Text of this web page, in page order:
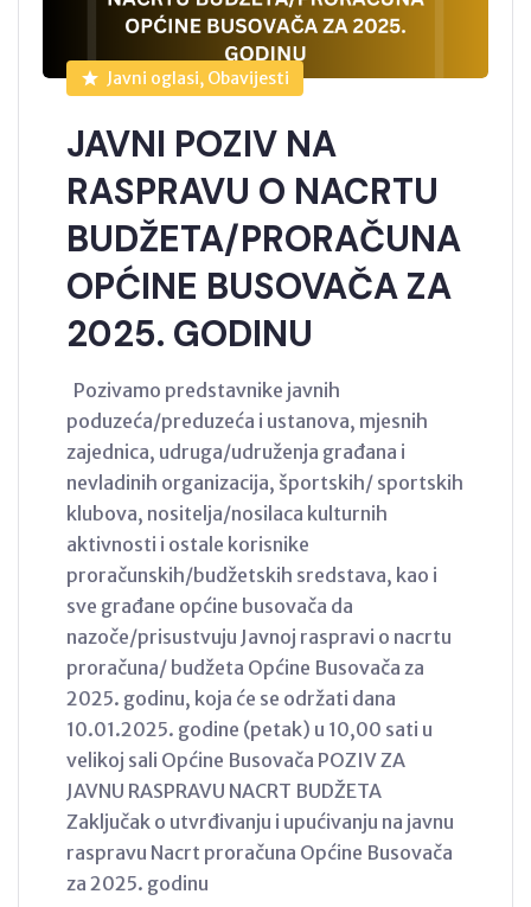
Javni oglasi, Obavijesti
JAVNI POZIV NA
RASPRAVU O NACRTU
BUDŽETA/PRORAČUNA
OPĆINE BUSOVAČA ZA
2025. GODINU
Pozivamo predstavnike javnih
poduzeća/preduzeća i ustanova, mjesnih
zajednica, udruga/udruženja građana i
nevladinih organizacija, športskih/ sportskih
klubova, nositelja/nosilaca kulturnih
aktivnosti i ostale korisnike
proračunskih/budžetskih sredstava, kao i
sve građane općine busovača da
nazoče/prisustvuju Javnoj raspravi o nacrtu
proračuna/ budžeta Općine Busovača za
2025. godinu, koja će se održati dana
10.01.2025. godine (petak) u 10,00 sati u
velikoj sali Općine Busovača POZIV ZA
JAVNU RASPRAVU NACRT BUDŽETA
Zaključak o utvrđivanju i upućivanju na javnu
raspravu Nacrt proračuna Općine Busovača
za 2025. godinu